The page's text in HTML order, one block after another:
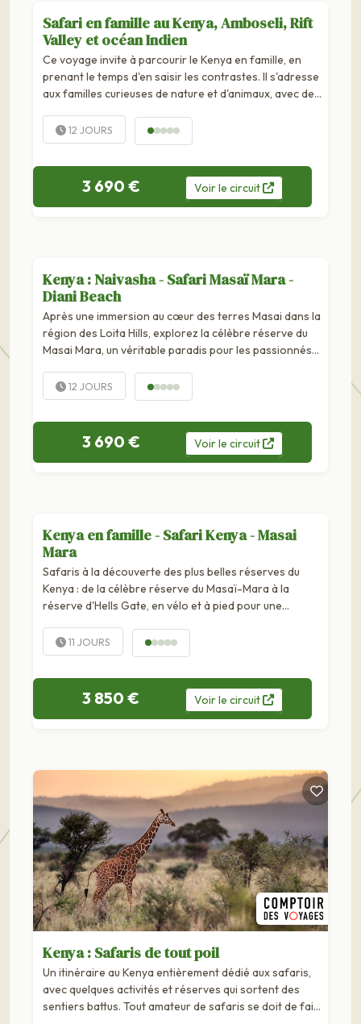
Safari en famille au Kenya, Amboseli, Rift
Valley et océan Indien
Ce voyage invite à parcourir le Kenya en famille, en
prenant le temps d'en saisir les contrastes. Il s'adresse
aux familles curieuses de nature et d'animaux, avec des
12 JOURS
3 690 € Voirle circuit
Kenya : Naivasha - Safari Masaï Mara -
Diani Beach
Après une immersion au cœur des terres Masai dans la
région des Loita Hills, explorez la célèbre réserve du
Masai Mara, un véritable paradis pour les passionnés
12 JOURS
3 690 € Voirle circuit
Kenya en famille - Safari Kenya - Masai
Mara
Safaris à la découverte des plus belles réserves du
Kenya : de la célèbre réserve du Masaï-Mara à la
réserve d'Hells Gate, en vélo et à pied pour une
11 JOURS
3 850 € Voirle circuit
Kenya : Safaris de tout poil
Un itinéraire au Kenya entièrement dédié aux safaris,
avec quelques activités et réserves qui sortent des
sentiers battus. Tout amateur de safaris se doit de faire